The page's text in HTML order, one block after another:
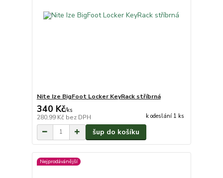
Nite Ize BigFoot Locker KeyRack stříbrná
340 Kč/ks
280,99 Kč bez DPH k odeslání 1 ks
šup do košíku
Nejprodávánější